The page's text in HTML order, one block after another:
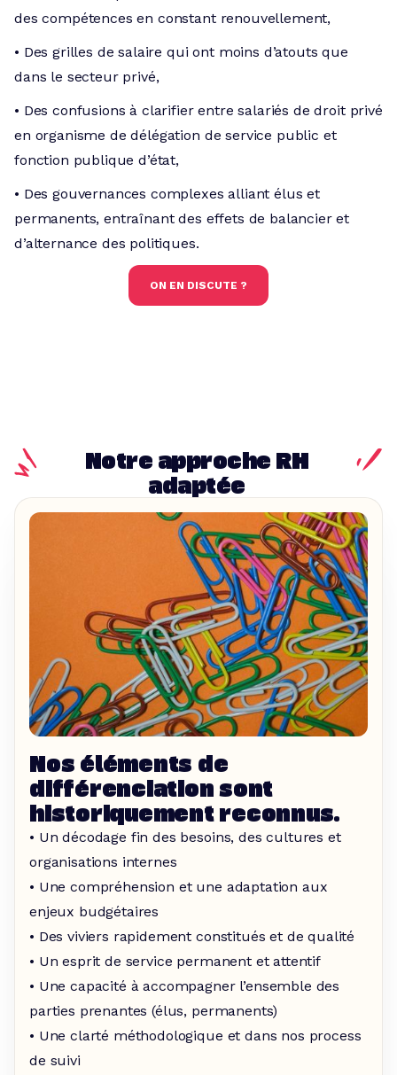
des compétences en constant renouvellement,
• Des grilles de salaire qui ont moins d’atouts que
dans le secteur privé,
• Des confusions à clarifier entre salariés de droit privé
en organisme de délégation de service public et
fonction publique d’état,
• Des gouvernances complexes alliant élus et
permanents, entraînant des effets de balancier et
d’alternance des politiques.
ON EN DISCUTE ?
Notre approche RH
adaptée
Nos éléments de
différenciation sont
historiquement reconnus.
• Un décodage fin des besoins, des cultures et
organisations internes
• Une compréhension et une adaptation aux
enjeux budgétaires
• Des viviers rapidement constitués et de qualité
• Un esprit de service permanent et attentif
• Une capacité à accompagner l’ensemble des
parties prenantes (élus, permanents)
• Une clarté méthodologique et dans nos process
de suivi